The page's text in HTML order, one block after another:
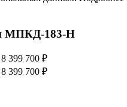
МПКД-183-Н
8 399 700 ₽
8 399 700 ₽